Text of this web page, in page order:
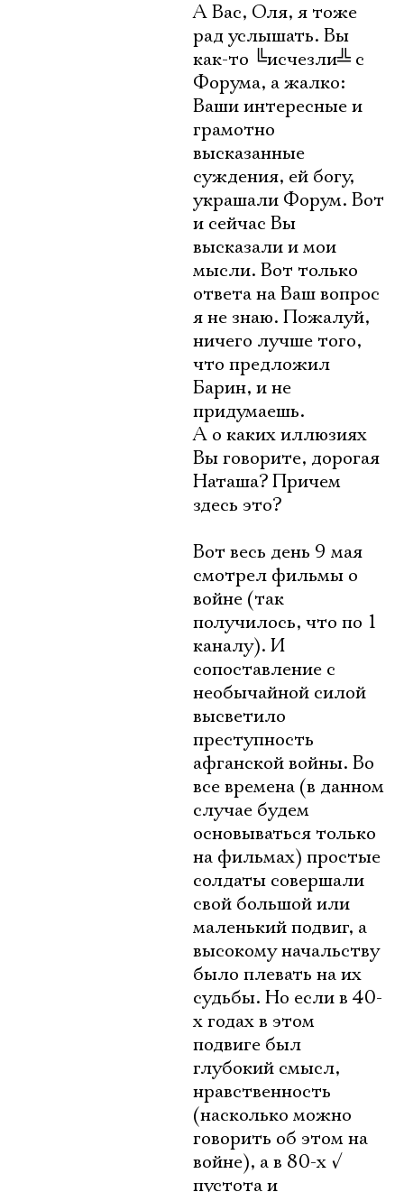
А Вас, Оля, я тоже
рад услышать. Вы
как-то ╚исчезли╩ с
Форума, а жалко:
Ваши интересные и
грамотно
высказанные
суждения, ей богу,
украшали Форум. Вот
и сейчас Вы
высказали и мои
мысли. Вот только
ответа на Ваш вопрос
я не знаю. Пожалуй,
ничего лучше того,
что предложил
Барин, и не
придумаешь.
А о каких иллюзиях
Вы говорите, дорогая
Наташа? Причем
здесь это?
Вот весь день 9 мая
смотрел фильмы о
войне (так
получилось, что по 1
каналу). И
сопоставление с
необычайной силой
высветило
преступность
афганской войны. Во
все времена (в данном
случае будем
основываться только
на фильмах) простые
солдаты совершали
свой большой или
маленький подвиг, а
высокому начальству
было плевать на их
судьбы. Но если в 40-
х годах в этом
подвиге был
глубокий смысл,
нравственность
(насколько можно
говорить об этом на
войне), а в 80-х √
пустота и
Электропочта
Имя
Ознакомиться